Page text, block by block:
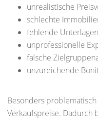
unrealistische
schlechte
fehlende Unterlagen
unprofessionelle
falsche
unzureichende
Besonders
Verkaufspreise.